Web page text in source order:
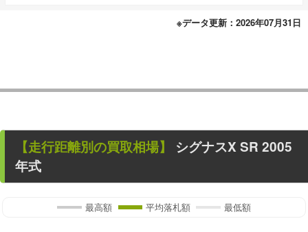
※データ更新：2026年07月31日
【走行距離別の買取相場】 シグナスX SR 2005
年式
最高額 平均落札額 最低額